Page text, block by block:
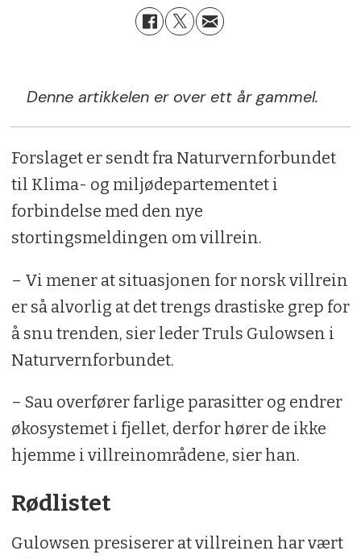
Denne artikkelen er over ett år gammel.
Forslaget er sendt fra Naturvernforbundet
til Klima- og miljødepartementet i
forbindelse med den nye
stortingsmeldingen om villrein.
– Vi mener at situasjonen for norsk villrein
er så alvorlig at det trengs drastiske grep for
å snu trenden, sier leder Truls Gulowsen i
Naturvernforbundet.
– Sau overfører farlige parasitter og endrer
økosystemet i fjellet, derfor hører de ikke
hjemme i villreinområdene, sier han.
Rødlistet
Gulowsen presiserer at villreinen har vært